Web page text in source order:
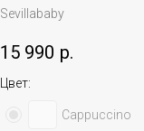
Sevillababy
15 990 р.
Цвет:
Cappuccino